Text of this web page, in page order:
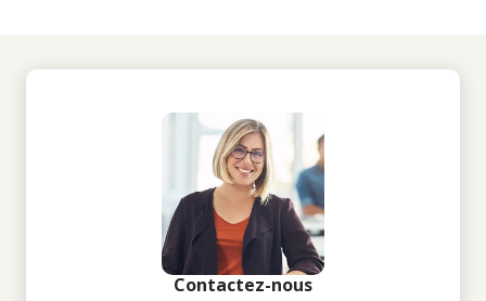
Contactez-nous